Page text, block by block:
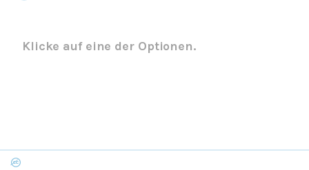
Klicke auf eine der Optionen.